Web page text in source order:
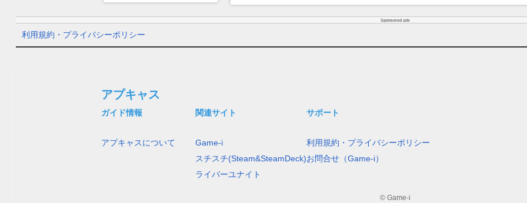
Sponsored ads
利用規約・プライバシーポリシー
アプキャス
ガイド情報
アプキャスについて
関連サイト
Game-i
スチスチ(Steam&SteamDeck)
ライバーユナイト
サポート
利用規約・プライバシーポリシー
お問合せ（Game-i）
© Game-i